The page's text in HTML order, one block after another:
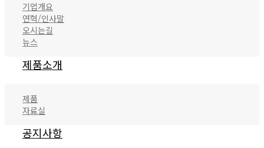
기업개요
연혁/인사말
오시는길
뉴스
제품소개
제품
자료실
공지사항